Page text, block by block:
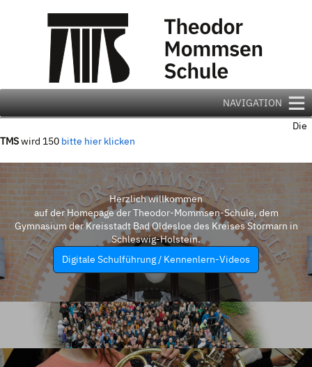
NAVIGATION
Die
TMSwird 150 bitte hier klicken
Herzlich willkommen
auf der Homepage der Theodor-Mommsen-Schule, dem
Gymnasium der Kreisstadt Bad Oldesloe des Kreises Stormarn in
Schleswig-Holstein.
Digitale Schulführung / Kennenlern-Videos